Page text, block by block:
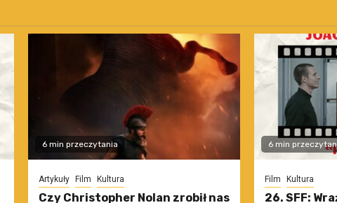
6 min przeczytania
Artykuły Film Kultura
Czy Christopher Nolan zrobił nas
6 min
Film Kultura
26. SFF: